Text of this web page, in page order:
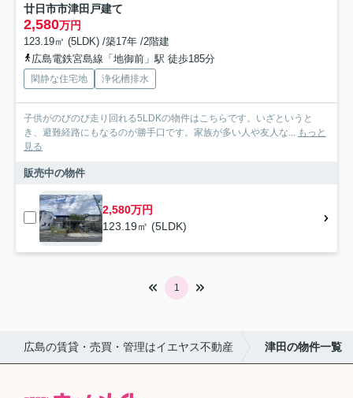
廿日市市津田戸建て
2,580万円
123.19㎡ (5LDK) /築17年 /2階建
広島電鉄宮島線「地御前」駅 徒歩185分
閑静な住宅地 浄化槽排水
子供がのびのび走り回れる5LDKの物件はこちらです。いざというと
き、避難経路にもなるのが勝手口です。家族が多い人や友人な...
もっと
見る
販売中の物件
2,580万円
123.19㎡ (5LDK)
1
広島の賃貸・売買・管理はイエヤス不動産 津田の物件一覧